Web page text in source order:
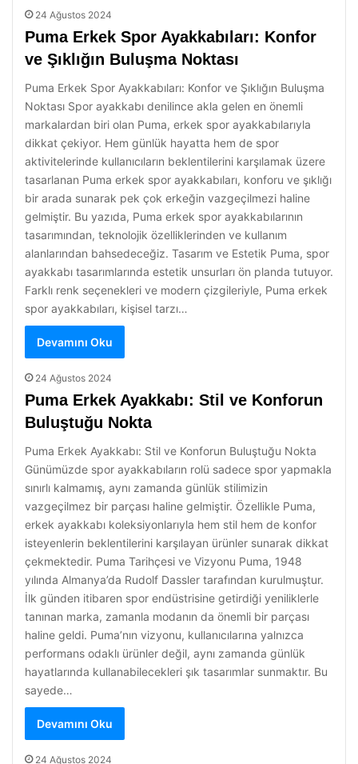
24 Ağustos 2024
Puma Erkek Spor Ayakkabıları: Konfor
ve Şıklığın Buluşma Noktası
Puma Erkek Spor Ayakkabıları: Konfor ve Şıklığın Buluşma
Noktası Spor ayakkabı denilince akla gelen en önemli
markalardan biri olan Puma, erkek spor ayakkabılarıyla
dikkat çekiyor. Hem günlük hayatta hem de spor
aktivitelerinde kullanıcıların beklentilerini karşılamak üzere
tasarlanan Puma erkek spor ayakkabıları, konforu ve şıklığı
bir arada sunarak pek çok erkeğin vazgeçilmezi haline
gelmiştir. Bu yazıda, Puma erkek spor ayakkabılarının
tasarımından, teknolojik özelliklerinden ve kullanım
alanlarından bahsedeceğiz. Tasarım ve Estetik Puma, spor
ayakkabı tasarımlarında estetik unsurları ön planda tutuyor.
Farklı renk seçenekleri ve modern çizgileriyle, Puma erkek
spor ayakkabıları, kişisel tarzı…
Devamını Oku
24 Ağustos 2024
Puma Erkek Ayakkabı: Stil ve Konforun
Buluştuğu Nokta
Puma Erkek Ayakkabı: Stil ve Konforun Buluştuğu Nokta
Günümüzde spor ayakkabıların rolü sadece spor yapmakla
sınırlı kalmamış, aynı zamanda günlük stilimizin
vazgeçilmez bir parçası haline gelmiştir. Özellikle Puma,
erkek ayakkabı koleksiyonlarıyla hem stil hem de konfor
isteyenlerin beklentilerini karşılayan ürünler sunarak dikkat
çekmektedir. Puma Tarihçesi ve Vizyonu Puma, 1948
yılında Almanya’da Rudolf Dassler tarafından kurulmuştur.
İlk günden itibaren spor endüstrisine getirdiği yeniliklerle
tanınan marka, zamanla modanın da önemli bir parçası
haline geldi. Puma’nın vizyonu, kullanıcılarına yalnızca
performans odaklı ürünler değil, aynı zamanda günlük
hayatlarında kullanabilecekleri şık tasarımlar sunmaktır. Bu
sayede…
Devamını Oku
24 Ağustos 2024